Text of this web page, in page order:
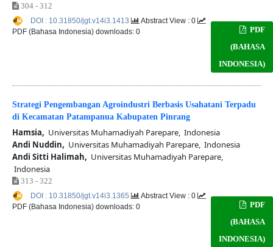
304 - 312
PDF
(BAHASA
INDONESIA)
DOI : 10.31850/jgt.v14i3.1413
Abstract View : 0
PDF (Bahasa Indonesia) downloads: 0
Strategi Pengembangan Agroindustri Berbasis Usahatani Terpadu
di Kecamatan Patampanua Kabupaten Pinrang
Hamsia, Universitas Muhamadiyah Parepare, Indonesia
Andi Nuddin, Universitas Muhamadiyah Parepare, Indonesia
Andi Sitti Halimah, Universitas Muhamadiyah Parepare,
Indonesia
313 - 322
PDF
(BAHASA
INDONESIA)
DOI : 10.31850/jgt.v14i3.1365
Abstract View : 0
PDF (Bahasa Indonesia) downloads: 0